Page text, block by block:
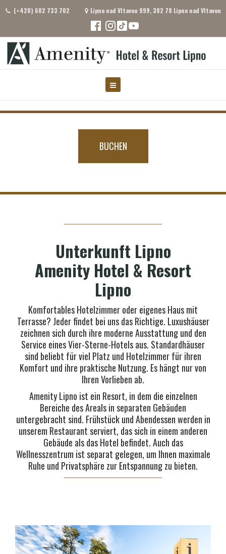
(+420) 602 733 702 Lipno nad Vltavou 999, 382 78 Lipno nad Vltavou
BUCHEN
Unterkunft Lipno
Amenity Hotel & Resort
Lipno
Komfortables Hotelzimmer oder eigenes Haus mit
Terrasse? Jeder findet bei uns das Richtige. Luxushäuser
zeichnen sich durch ihre moderne Ausstattung und den
Service eines Vier-Sterne-Hotels aus. Standardhäuser
sind beliebt für viel Platz und Hotelzimmer für ihren
Komfort und ihre praktische Nutzung. Es hängt nur von
Ihren Vorlieben ab.
Amenity Lipno ist ein Resort, in dem die einzelnen
Bereiche des Areals in separaten Gebäuden
untergebracht sind. Frühstück und Abendessen werden in
unserem Restaurant serviert, das sich in einem anderen
Gebäude als das Hotel befindet. Auch das
Wellnesszentrum ist separat gelegen, um Ihnen maximale
Ruhe und Privatsphäre zur Entspannung zu bieten.